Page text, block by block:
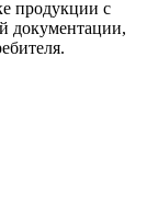
продукции с
документации,